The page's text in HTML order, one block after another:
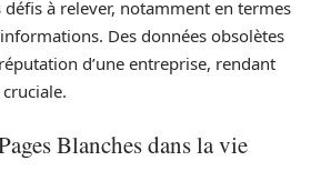
défis à relever, notamment en termes
Des données obsolètes
d’une entreprise, rendant
Blanches dans la vie